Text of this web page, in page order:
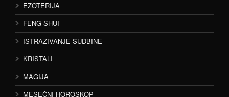
EZOTERIJA
FENG SHUI
ISTRAŽIVANJE SUDBINE
KRISTALI
MAGIJA
MESEČNI HOROSKOP